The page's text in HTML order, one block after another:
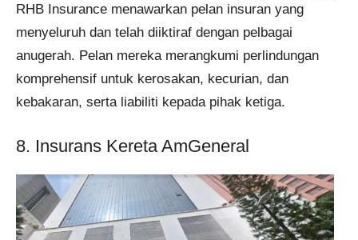
RHB Insurance menawarkan pelan insuran yang
menyeluruh dan telah diiktiraf dengan pelbagai
anugerah. Pelan mereka merangkumi perlindungan
komprehensif untuk kerosakan, kecurian, dan
kebakaran, serta liabiliti kepada pihak ketiga​​.
8. Insurans Kereta AmGeneral